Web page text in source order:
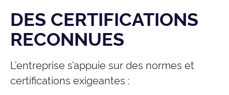
DES CERTIFICATIONS
RECONNUES
L’entreprise s’appuie sur des normes et
certifications exigeantes :